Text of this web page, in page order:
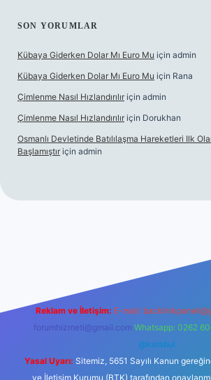
SON YORUMLAR
Kübaya Giderken Dolar Mı Euro Mu için admin
Kübaya Giderken Dolar Mı Euro Mu için Rana
Çimlenme Nasıl Hızlandırılır için admin
Çimlenme Nasıl Hızlandırılır için Dorukhan
Osmanlı Devletinde Batılılaşma Hareketleri Ilk
Başlamıştır için admin
Reklam ve İletişim: E-mail:
forumhizmeti@gmail.com Whatsapp: 0262
@karabul
Yasal Uyarı: Sitemiz, 5651 Sayılı Kanun
ve İletişim Kurumu (BTK) tarafından